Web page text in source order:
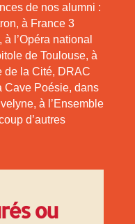
de nos alumni :
à France 3
l’Opéra national
de Toulouse, à
de la Cité, DRAC
Cave Poésie, dans
à l’Ensemble
d’autres
ou